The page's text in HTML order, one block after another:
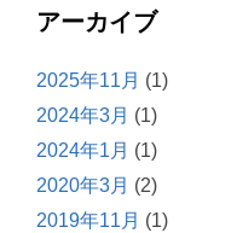
アーカイブ
2025年11月 (1)
2024年3月 (1)
2024年1月 (1)
2020年3月 (2)
2019年11月 (1)